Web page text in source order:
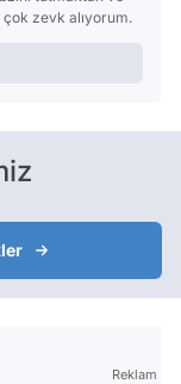
zevk alıyorum.
Reklam